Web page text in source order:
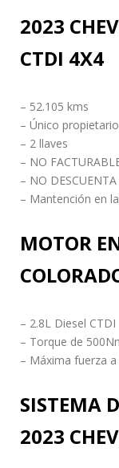
2023
CTDI 4X4
– 52.105 kms
– Único propietario
– 2 llaves
– NO
– NO DESCUENTA
– Mantención en
MOTOR
– 2.8L Diesel CTDI
– Torque de
– Máxima fuerza
SISTEMA
2023